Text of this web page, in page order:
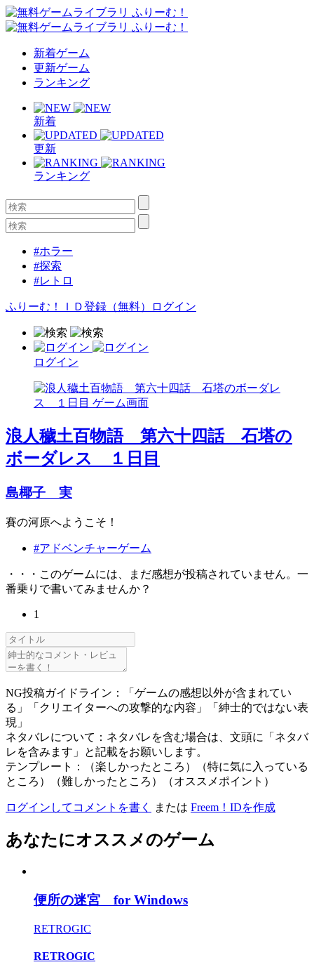
新着ゲーム
更新ゲーム
ランキング
新着
更新
ランキング
#ホラー
#探索
#レトロ
ふりーむ！ＩＤ登録（無料） ログイン
ログイン
浪人穢土百物語 第六十四話 石塔の
ボーダレス １日目
島椰子 実
賽の河原へようこそ！
#アドベンチャーゲーム
・・・このゲームには、まだ感想が投稿されていません。一
番乗りで書いてみませんか？
1
NG投稿ガイドライン：「ゲームの感想以外が含まれてい
る」「クリエイターへの攻撃的な内容」「紳士的ではない表
現」
ネタバレについて：ネタバレを含む場合は、文頭に「ネタバ
レを含みます」と記載をお願いします。
テンプレート：（楽しかったところ）（特に気に入っている
ところ）（難しかったところ）（オススメポイント）
ログインしてコメントを書く または Freem！IDを作成
あなたにオススメのゲーム
便所の迷宮 for Windows
RETROGIC
RETROGIC